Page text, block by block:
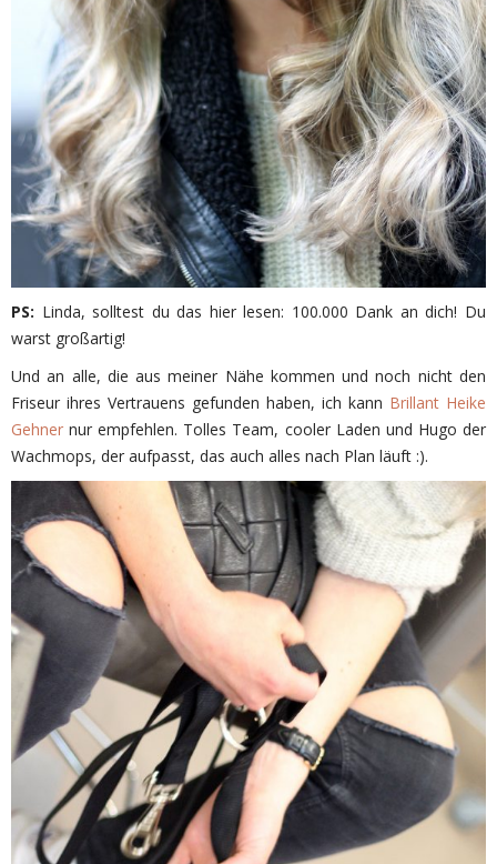
PS: Linda, solltest du das hier lesen: 100.000 Dank an dich! Du
warst großartig!
Und an alle, die aus meiner Nähe kommen und noch nicht den
Friseur ihres Vertrauens gefunden haben, ich kann Brillant Heike
Gehnernur empfehlen. Tolles Team, cooler Laden und Hugo der
Wachmops, der aufpasst, das auch alles nach Plan läuft :).